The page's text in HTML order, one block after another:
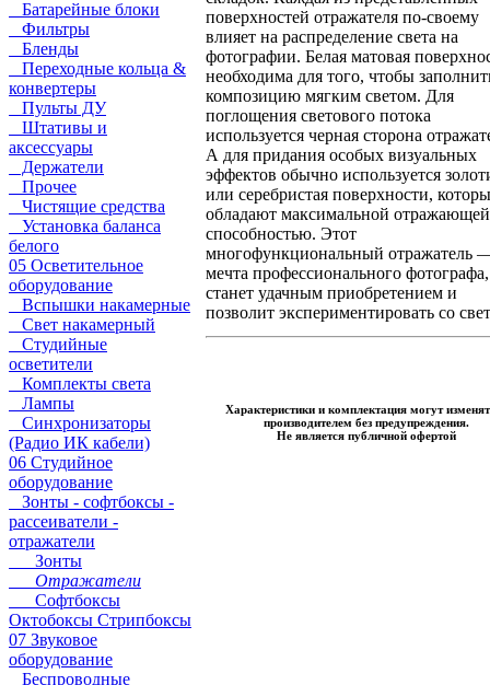
Батарейные блоки
Фильтры
Бленды
Переходные кольца &
конвертеры
Пульты ДУ
Штативы и
аксессуары
Держатели
Прочее
Чистящие средства
Установка баланса
белого
05 Осветительное
оборудование
Вспышки накамерные
Свет накамерный
Студийные
осветители
Комплекты света
Лампы
Синхронизаторы
(Радио ИК кабели)
06 Студийное
оборудование
Зонты - софтбоксы -
рассеиватели -
отражатели
Зонты
Отражатели
Софтбоксы
Октобоксы Стрипбоксы
07 Звуковое
оборудование
Беспроводные
поверхностей отражателя по-своему
влияет на распределение света на
фотографии. Белая матовая
необходима для того, чтобы
композицию мягким светом. Для
поглощения светового потока
используется черная сторона
А для придания особых визуальных
эффектов обычно используется
или серебристая поверхности,
обладают максимальной отражающей
способностью. Этот
многофункциональный отражатель
мечта профессионального
станет удачным приобретением и
позволит экспериментировать со
Характеристики и комплектация могут
производителем без предупреждения.
Не является публичной офертой